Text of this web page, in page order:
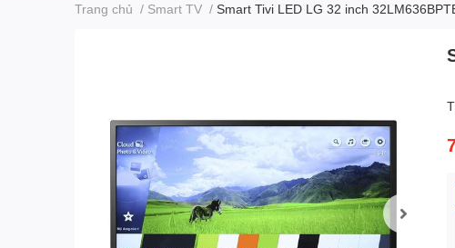
Trang chủ / Smart TV / Smart Tivi LED LG 32 inch